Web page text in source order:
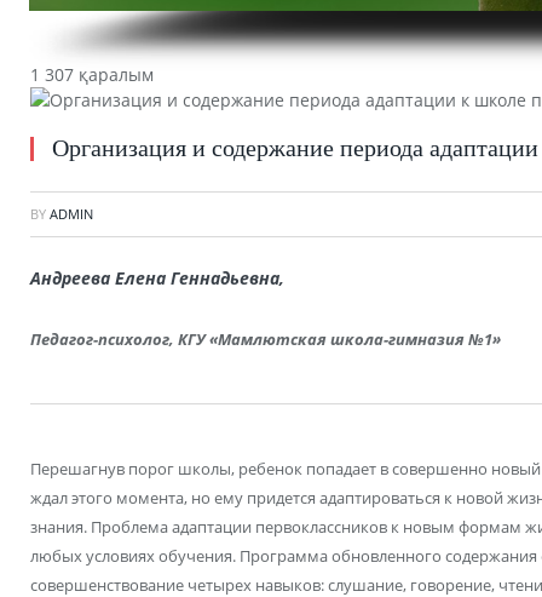
1 307 қаралым
Организация и содержание периода
BY ADMIN
Андреева Елена Геннадьевна,
Педагог-психолог, КГУ «Мамлютская школа-гимназия №1»
Перешагнув порог школы, ребенок попадает в совершенно
ждал этого момента, но ему придется адаптироваться к новой
знания. Проблема адаптации первоклассников к новым формам
любых условиях обучения. Программа обновленного содержания
совершенствование четырех навыков: слушание, говорение,